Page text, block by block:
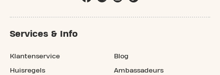
Services & Info
Klantenservice
Huisregels
Blog
Ambassadeurs